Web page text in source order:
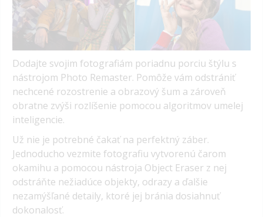
Dodajte svojim fotografiám poriadnu porciu štýlu s
nástrojom Photo Remaster. Pomôže vám odstrániť
nechcené rozostrenie a obrazový šum a zároveň
obratne zvýši rozlíšenie pomocou algoritmov umelej
inteligencie.
Už nie je potrebné čakať na perfektný záber.
Jednoducho vezmite fotografiu vytvorenú čarom
okamihu a pomocou nástroja Object Eraser z nej
odstráňte nežiadúce objekty, odrazy a ďalšie
nezamýšľané detaily, ktoré jej bránia dosiahnuť
dokonalosť.